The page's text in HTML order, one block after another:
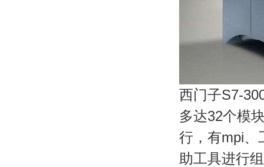
西门子S7-
多达32个模
行，有mpi、
助工具进行